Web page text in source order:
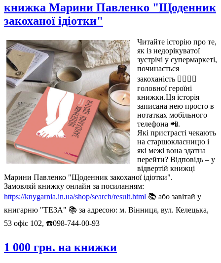
книжка Марини Павленко "Щоденник
закоханої ідіотки"
Читайте історію про те,
як із недорікуватої
зустрічі у супермаркеті,
починається
закоханість 👩‍❤️‍💋‍👨
головної героїні
книжки.Ця історія
записана нею просто в
нотатках мобільного
телефона 📲.
Які пристрасті чекають
на старшокласницю і
які межі вона здатна
перейти? Відповідь – у
відвертій книжці
Марини Павленко "Щоденник закоханої ідіотки".
Замовляй книжку онлайн за посиланням:
https://knygarnia.in.ua/shop/search/result.html 📚 або завітай у
книгарню "ТЕЗА" 📚 за адресою: м. Вінниця, вул. Келецька,
53 офіс 102, ☎️098-744-00-93
1 000 грн. на книжки